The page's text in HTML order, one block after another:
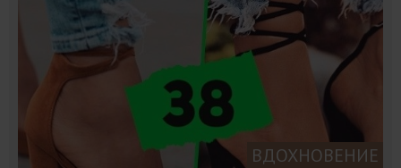
ВДОХНОВЕНИЕ